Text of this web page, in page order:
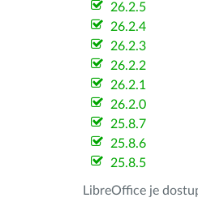
26.2.5
26.2.4
26.2.3
26.2.2
26.2.1
26.2.0
25.8.7
25.8.6
25.8.5
LibreOffice je